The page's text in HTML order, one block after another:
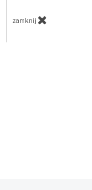
zamknij